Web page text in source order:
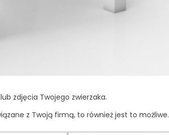
zdjęcia Twojego zwierzaka.
z Twoją firmą, to również jest to możliwe.